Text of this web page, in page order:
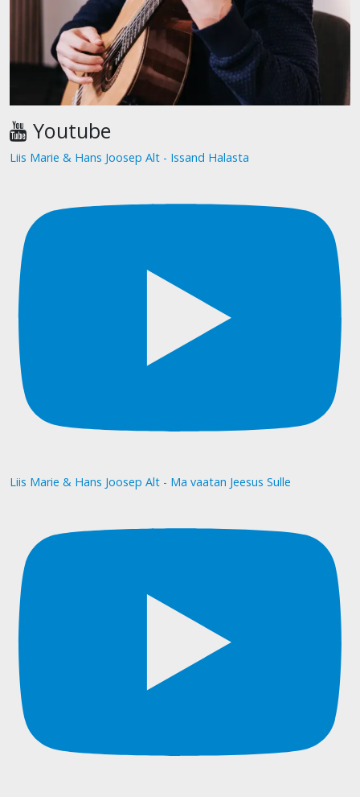
Youtube
Liis Marie & Hans Joosep Alt - Issand Halasta
Liis Marie & Hans Joosep Alt - Ma vaatan Jeesus Sulle